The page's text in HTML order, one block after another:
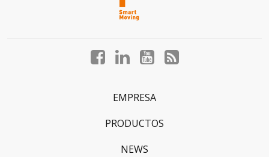
FacebookLinkedIn YouTube
EMPRESA
PRODUCTOS
NEWS